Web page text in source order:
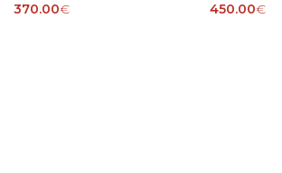
370.00€ 450.00€